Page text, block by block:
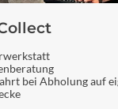
KTM Tour (carry more)
Schalthebel
Deore M5130-10 LG
bei Abholung auf